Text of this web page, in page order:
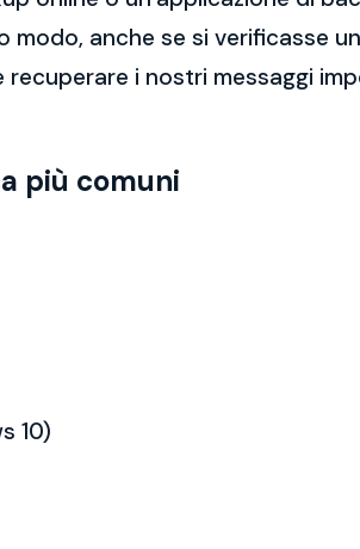
modo, anche se si verificasse
i nostri messaggi
più comuni
10)